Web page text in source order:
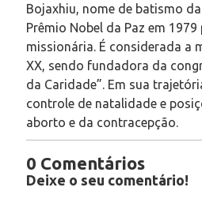
Bojaxhiu, nome de batismo
Prêmio Nobel da Paz em
missionária. É considerada a
XX, sendo fundadora da
da Caridade”. Em sua
controle de natalidade e
aborto e da contracepção.
0 Comentários
Deixe o seu comentário!